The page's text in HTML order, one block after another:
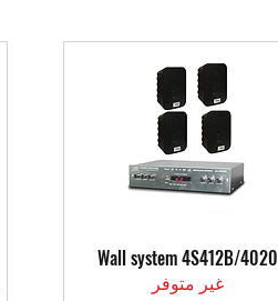
العرض السريع
Wall system 4S412B/4020
غير متوفر